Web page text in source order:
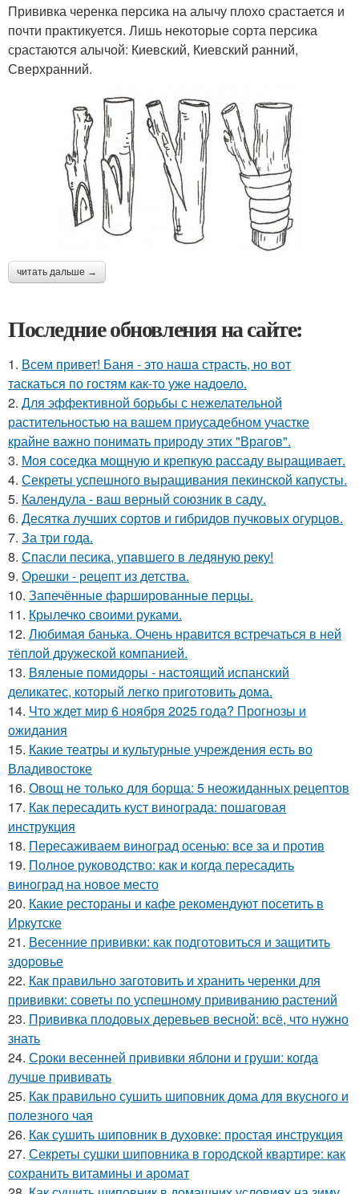
Прививка черенка персика на алычу плохо срастается и
почти практикуется. Лишь некоторые сорта персика
срастаются алычой: Киевский, Киевский ранний,
Сверхранний.
читать дальше →
Последние обновления на сайте:
1. Всем привет! Баня - это наша страсть, но вот
таскаться по гостям как-то уже надоело.
2. Для эффективной борьбы с нежелательной
растительностью на вашем приусадебном участке
крайне важно понимать природу этих "Врагов".
3. Моя соседка мощную и крепкую рассаду выращивает.
4. Секреты успешного выращивания пекинской капусты.
5. Календула - ваш верный союзник в саду.
6. Десятка лучших сортов и гибридов пучковых огурцов.
7. За три года.
8. Спасли песика, упaвшего в ледяную рeку!
9. Орешки - рецепт из детства.
10. Запечённые фаршированные перцы.
11. Крылечко своими руками.
12. Любимая банька. Очень нравится встречаться в ней
тёплой дружеской компанией.
13. Вяленые помидоры - настоящий испанский
деликатес, который легко приготовить дома.
14. Что ждет мир 6 ноября 2025 года? Прогнозы и
ожидания
15. Какие театры и культурные учреждения есть во
Владивостоке
16. Овощ не только для борща: 5 неожиданных рецептов
17. Как пересадить куст винограда: пошаговая
инструкция
18. Пересаживаем виноград осенью: все за и против
19. Полное руководство: как и когда пересадить
виноград на новое место
20. Какие рестораны и кафе рекомендуют посетить в
Иркутске
21. Весенние прививки: как подготовиться и защитить
здоровье
22. Как правильно заготовить и хранить черенки для
прививки: советы по успешному прививанию растений
23. Прививка плодовых деревьев весной: всё, что нужно
знать
24. Сроки весенней прививки яблони и груши: когда
лучше прививать
25. Как правильно сушить шиповник дома для вкусного и
полезного чая
26. Как сушить шиповник в духовке: простая инструкция
27. Секреты сушки шиповника в городской квартире: как
сохранить витамины и аромат